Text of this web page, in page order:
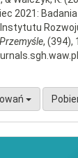
2021:
, (394),